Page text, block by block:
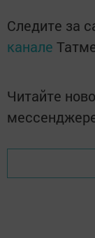
Следите за
канале
Читайте